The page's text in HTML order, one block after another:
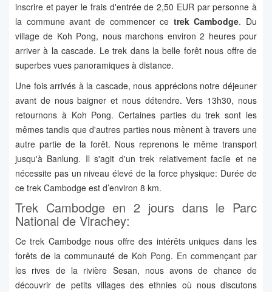
inscrire et payer le frais d'entrée de 2,50 EUR par personne à
la commune avant de commencer ce trek Cambodge. Du
village de Koh Pong, nous marchons environ 2 heures pour
arriver à la cascade. Le trek dans la belle forêt nous offre de
superbes vues panoramiques à distance.
Une fois arrivés à la cascade, nous apprécions notre déjeuner
avant de nous baigner et nous détendre. Vers 13h30, nous
retournons à Koh Pong. Certaines parties du trek sont les
mêmes tandis que d'autres parties nous mènent à travers une
autre partie de la forêt. Nous reprenons le même transport
jusqu'à Banlung. Il s'agit d'un trek relativement facile et ne
nécessite pas un niveau élevé de la force physique: Durée de
ce trek Cambodge est d’environ 8 km.
Trek Cambodge en 2 jours dans le Parc
National de Virachey:
Ce trek Cambodge nous offre des intérêts uniques dans les
forêts de la communauté de Koh Pong. En commençant par
les rives de la rivière Sesan, nous avons de chance de
découvrir de petits villages des ethnies où nous discutons